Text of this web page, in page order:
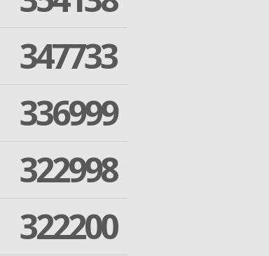
347733
336999
322998
322200